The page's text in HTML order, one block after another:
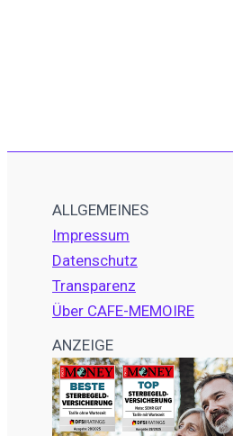
ALLGEMEINES
Impressum
Datenschutz
Transparenz
Über CAFE-MEMOIRE
ANZEIGE